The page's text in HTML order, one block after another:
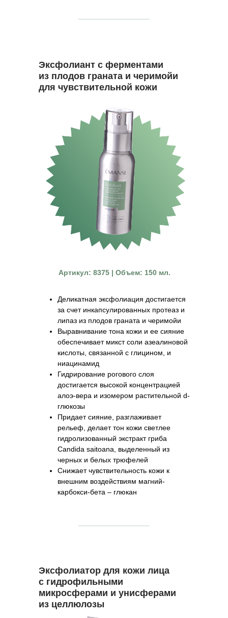
Эксфолиант с ферментами
из плодов граната и черимойи
для чувствительной кожи
Артикул: 8375 | Объем: 150 мл.
Деликатная эксфолиация достигается
за счет инкапсулированных протеаз и
липаз из плодов граната и черимойи
Выравнивание тона кожи и ее сияние
обеспечивает микст соли азеалиновой
кислоты, связанной с глицином, и
ниацинамид
Гидрирование рогового слоя
достигается высокой концентрацией
алоэ-вера и изомером растительной d-
глюкозы
Придает сияние, разглаживает
рельеф, делает тон кожи светлее
гидролизованный экстракт гриба
Candida saitoana, выделенный из
черных и белых трюфелей
Снижает чувствительность кожи к
внешним воздействиям магний-
карбокси-бета – глюкан
Эксфолиатор для кожи лица
с гидрофильными
микросферами и унисферами
из целлюлозы